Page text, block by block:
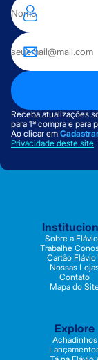
Receba atualizações
para 1ª compra e para
Ao clicar em
Privacidade deste site.
Sobre a
Trabalhe
Cartão
Nossas
Contato
Mapa do
Explore
Achadinhos